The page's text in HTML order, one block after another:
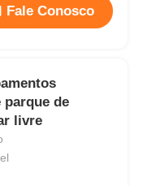
Fale Conosco
parque de
livre